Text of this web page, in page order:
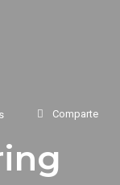
Comparte